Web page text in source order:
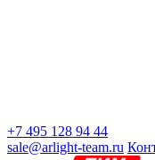
+7 495 128 94 44
sale@arlight-team.ru